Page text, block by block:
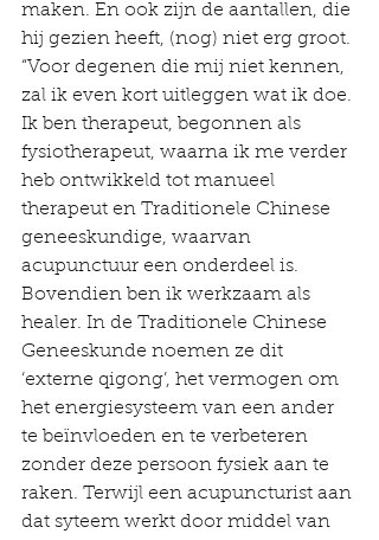
maken. En ook zijn de aantallen, die
hij gezien heeft, (nog) niet erg groot.
“Voor degenen die mij niet kennen,
zal ik even kort uitleggen wat ik doe.
Ik ben therapeut, begonnen als
fysiotherapeut, waarna ik me verder
heb ontwikkeld tot manueel
therapeut en Traditionele Chinese
geneeskundige, waarvan
acupunctuur een onderdeel is.
Bovendien ben ik werkzaam als
healer. In de Traditionele Chinese
Geneeskunde noemen ze dit
‘externe qigong’, het vermogen om
het energiesysteem van een ander
te beïnvloeden en te verbeteren
zonder deze persoon fysiek aan te
raken. Terwijl een acupuncturist aan
dat syteem werkt door middel van